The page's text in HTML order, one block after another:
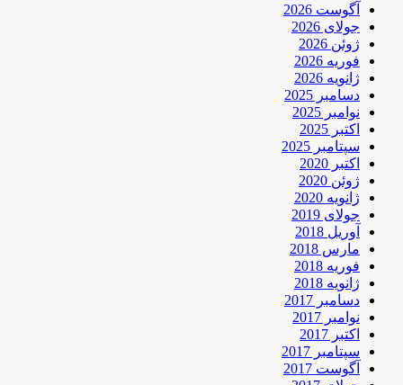
آگوست 2026
جولای 2026
ژوئن 2026
فوریه 2026
ژانویه 2026
دسامبر 2025
نوامبر 2025
اکتبر 2025
سپتامبر 2025
اکتبر 2020
ژوئن 2020
ژانویه 2020
جولای 2019
آوریل 2018
مارس 2018
فوریه 2018
ژانویه 2018
دسامبر 2017
نوامبر 2017
اکتبر 2017
سپتامبر 2017
آگوست 2017